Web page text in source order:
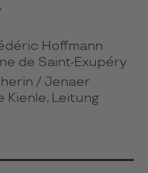
Hoffmann
de Saint-Exupéry
/ Jenaer
Kienle, Leitung